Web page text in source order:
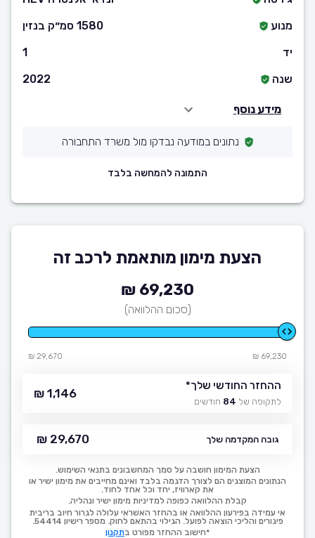
מנוע
1580 סמ״ק בנזין
יד
1
שנה
2022
מידע נוסף
נתונים במודעה נבדקו מול משרד התחבורה
התמונה להמחשה בלבד
הצעת מימון מותאמת לרכב זה
69,230 ₪
(סכום ההלוואה)
69,230 ₪
29,670 ₪
ההחזר החודשי שלך*
לתקופה של 84 חודשים
1,146 ₪
גובה המקדמה שלך 29,670 ₪
הצעת המימון חושבה על סמך המחשבונים בתנאי השימוש.
הנתונים המוצגים הם לצורך הדגמה בלבד ואינם מחייבים את מימון ישיר או
את קארוויז, יחד וכל אחד לחוד.
קבלת ההלוואה כפופה למדיניות מימון ישיר ונהליה.
אי עמידה בפירעון ההלוואה או בהחזר האשראי עלולה לגרור חיוב בריבית
פיגורים והליכי הוצאה לפועל. הגילוי בהתאם לחוק. מספר רישיון 54414.
*חישוב ההחזר מפורט בתקנון